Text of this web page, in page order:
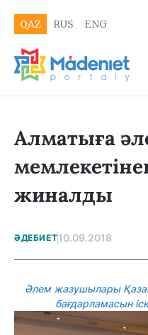
QAZ RUS ENG
Алматыға
жиналды
ӘДЕБИЕТ10.09.2018
Әлем жазушылары
бағдарламасын